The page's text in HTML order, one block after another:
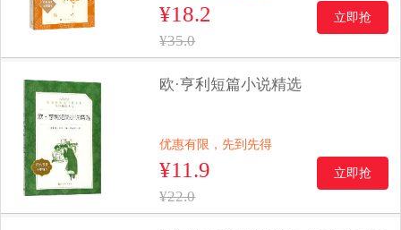
¥18.2
¥35.0
立即抢
欧·亨利短篇小说精选
优惠有限，先到先得
¥11.9
¥22.0
立即抢